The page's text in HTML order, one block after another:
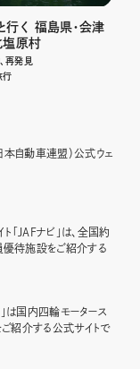
行く 福島県・会津
塩原村
再発見
行
本自動車連盟）公式ウェ
「JAFナビ」は、全国約
待施設をご紹介する
」は国内四輪モータース
紹介する公式サイトで